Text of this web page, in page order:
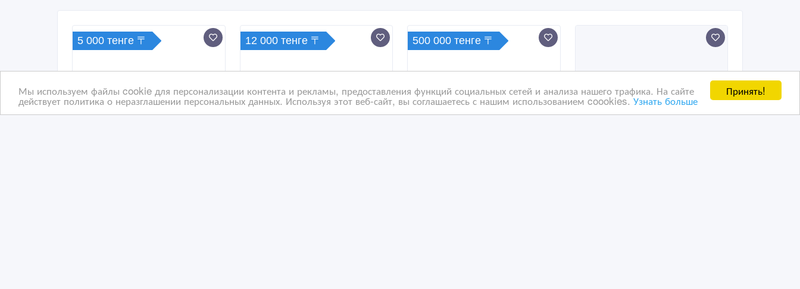
Принять!
Мы используем файлы cookie для персонализации контента и рекламы, предоставления функций социальных сетей и анализа нашего трафика. На сайте
действует политика о неразглашении персональных данных. Используя этот веб-сайт, вы соглашаетесь с нашим использованием coookies.Узнать больше
5 000 тенге 〒 12 000 тенге 〒 500 000 тенге 〒